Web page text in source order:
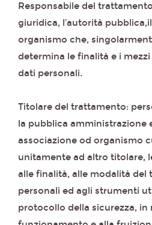
Responsabile del
giuridica, l’autorità
organismo che,
determina le finalità e i
dati personali.
Titolare del trattamento:
la pubblica amministrazione
associazione od organismo
unitamente ad altro titolare,
alle finalità, alle modalità del
personali ed agli strumenti
protocollo della sicurezza, in